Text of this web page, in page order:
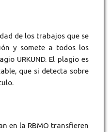
de los trabajos que se
y somete a todos los
URKUND. El plagio es
que si detecta sobre
en la RBMO transfieren